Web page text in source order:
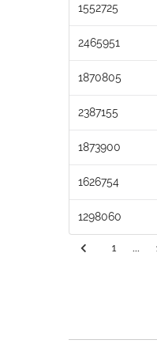
1552725
2465951
1870805
2387155
1873900
1626754
1298060
1